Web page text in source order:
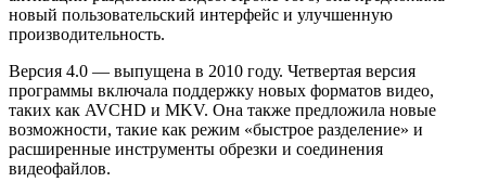
новый пользовательский интерфейс и улучшенную
производительность.
Версия 4.0 — выпущена в 2010 году. Четвертая версия
программы включала поддержку новых форматов видео,
таких как AVCHD и MKV. Она также предложила новые
возможности, такие как режим «быстрое разделение» и
расширенные инструменты обрезки и соединения
видеофайлов.